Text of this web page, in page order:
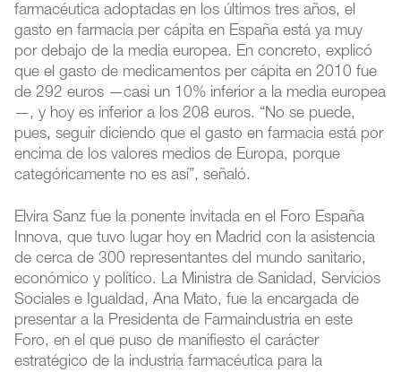
farmacéutica adoptadas en los últimos tres años, el
gasto en farmacia per cápita en España está ya muy
por debajo de la media europea. En concreto, explicó
que el gasto de medicamentos per cápita en 2010 fue
de 292 euros —casi un 10% inferior a la media europea
—, y hoy es inferior a los 208 euros. “No se puede,
pues, seguir diciendo que el gasto en farmacia está por
encima de los valores medios de Europa, porque
categóricamente no es así”, señaló.
Elvira Sanz fue la ponente invitada en el Foro España
Innova, que tuvo lugar hoy en Madrid con la asistencia
de cerca de 300 representantes del mundo sanitario,
económico y político. La Ministra de Sanidad, Servicios
Sociales e Igualdad, Ana Mato, fue la encargada de
presentar a la Presidenta de Farmaindustria en este
Foro, en el que puso de manifiesto el carácter
estratégico de la industria farmacéutica para la